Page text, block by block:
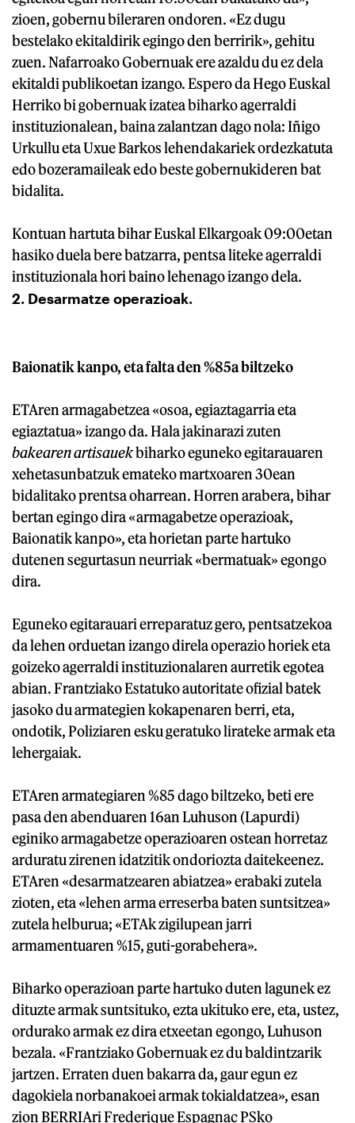
zioen, gobernu bileraren ondoren. «Ez dugu
bestelako ekitaldirik egingo den berririk», gehitu
zuen. Nafarroako Gobernuak ere azaldu du ez dela
ekitaldi publikoetan izango. Espero da Hego Euskal
Herriko bi gobernuak izatea biharko agerraldi
instituzionalean, baina zalantzan dago nola: Iñigo
Urkullu eta Uxue Barkos lehendakariek ordezkatuta
edo bozeramaileak edo beste gobernukideren bat
bidalita.
Kontuan hartuta bihar Euskal Elkargoak 09:00etan
hasiko duela bere batzarra, pentsa liteke agerraldi
instituzionala hori baino lehenago izango dela.
2. Desarmatze operazioak.
Baionatik kanpo, eta falta den %85a biltzeko
ETAren armagabetzea «osoa, egiaztagarria eta
egiaztatua» izango da. Hala jakinarazi zuten
bakearen artisauekbiharko eguneko egitarauaren
xehetasunbatzuk emateko martxoaren 30ean
bidalitako prentsa oharrean. Horren arabera, bihar
bertan egingo dira «armagabetze operazioak,
Baionatik kanpo», eta horietan parte hartuko
dutenen segurtasun neurriak «bermatuak» egongo
dira.
Eguneko egitarauari erreparatuz gero, pentsatzekoa
da lehen orduetan izango direla operazio horiek eta
goizeko agerraldi instituzionalaren aurretik egotea
abian. Frantziako Estatuko autoritate ofizial batek
jasoko du armategien kokapenaren berri, eta,
ondotik, Poliziaren esku geratuko lirateke armak eta
lehergaiak.
ETAren armategiaren %85 dago biltzeko, beti ere
pasa den abenduaren 16an Luhuson (Lapurdi)
eginiko armagabetze operazioaren ostean horretaz
arduratu zirenen idatzitik ondoriozta daitekeenez.
ETAren «desarmatzearen abiatzea» erabaki zutela
zioten, eta «lehen arma erreserba baten suntsitzea»
zutela helburua; «ETAk zigilupean jarri
armamentuaren %15, guti-gorabehera».
Biharko operazioan parte hartuko duten lagunek ez
dituzte armak suntsituko, ezta ukituko ere, eta, ustez,
ordurako armak ez dira etxeetan egongo, Luhuson
bezala. «Frantziako Gobernuak ez du baldintzarik
jartzen. Erraten duen bakarra da, gaur egun ez
dagokiela norbanakoei armak tokialdatzea», esan
zion BERRIAri Frederique Espagnac PSko